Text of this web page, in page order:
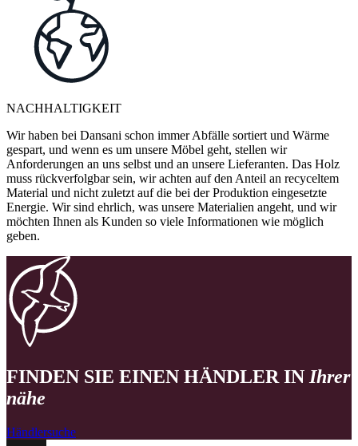
NACHHALTIGKEIT
Wir haben bei Dansani schon immer Abfälle sortiert und Wärme
gespart, und wenn es um unsere Möbel geht, stellen wir
Anforderungen an uns selbst und an unsere Lieferanten. Das Holz
muss rückverfolgbar sein, wir achten auf den Anteil an recyceltem
Material und nicht zuletzt auf die bei der Produktion eingesetzte
Energie. Wir sind ehrlich, was unsere Materialien angeht, und wir
möchten Ihnen als Kunden so viele Informationen wie möglich
geben.
FINDEN SIE EINEN HÄNDLER IN Ihrer
nähe
Händlersuche